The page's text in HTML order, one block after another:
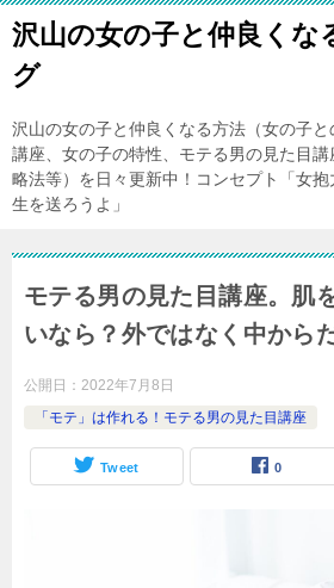
沢山の女の子と仲良くな
グ
沢山の女の子と仲良くなる方法（女の子
講座、女の子の特性、モテる男の見た目
略法等）を日々更新中！コンセプト「女
生を送ろうよ」
モテる男の見た目講座。肌
いなら？外ではなく中から
公開日： 2022年7月8日
「モテ」は作れる！モテる男の見た目講座
Tweet 0